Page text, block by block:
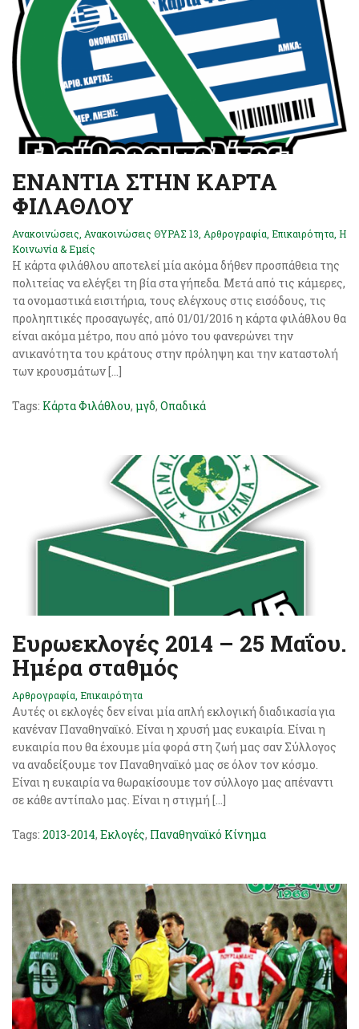
ΕΝΑΝΤΙΑ ΣΤΗΝ ΚΑΡΤΑ
ΦΙΛΑΘΛΟΥ
Ανακοινώσεις Ανακοινώσεις ΘΥΡΑΣ 13 Αρθρογραφία Επικαιρότητα Η
Κοινωνία & Εμείς
Η κάρτα φιλάθλου αποτελεί μία ακόμα δήθεν προσπάθεια της
πολιτείας να ελέγξει τη βία στα γήπεδα. Μετά από τις κάμερες,
τα ονομαστικά εισιτήρια, τους ελέγχους στις εισόδους, τις
προληπτικές προσαγωγές, από 01/01/2016 η κάρτα φιλάθλου θα
είναι ακόμα μέτρο, που από μόνο του φανερώνει την
ανικανότητα του κράτους στην πρόληψη και την καταστολή
των κρουσμάτων […]
Tags: Κάρτα Φιλάθλου, μγδ, Οπαδικά
Ευρωεκλογές 2014 – 25 Μαΐου.
Ημέρα σταθμός
Αρθρογραφία Επικαιρότητα
Αυτές οι εκλογές δεν είναι μία απλή εκλογική διαδικασία για
κανέναν Παναθηναϊκό. Είναι η χρυσή μας ευκαιρία. Είναι η
ευκαιρία που θα έχουμε μία φορά στη ζωή μας σαν Σύλλογος
να αναδείξουμε τον Παναθηναϊκό μας σε όλον τον κόσμο.
Είναι η ευκαιρία να θωρακίσουμε τον σύλλογο μας απέναντι
σε κάθε αντίπαλο μας. Είναι η στιγμή […]
Tags: 2013-2014, Εκλογές, Παναθηναϊκό Κίνημα